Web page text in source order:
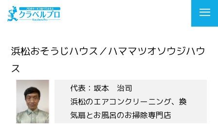
浜松おそうじハウス／ハママツオソウジハウ
ス
代表：坂本 治司
浜松のエアコンクリーニング、換
気扇とお風呂のお掃除専門店